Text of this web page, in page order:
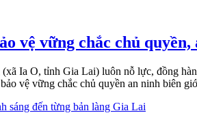
vệ vững chắc chủ
Ia O, tỉnh Gia Lai) luôn nỗ lực, đồng
vệ vững chắc chủ quyền an ninh biên